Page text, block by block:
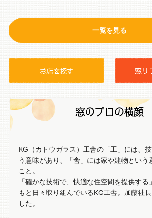
一覧を見る
お店を探す 窓リ
窓のプロの横顔
KG（カトウガラス）工舎の「工」には、
う意味があり、「舎」には家や建物という
こと。
「確かな技術で、快適な住空間を提供する
もと日々取り組んでいるKG工舎。加藤社
した。